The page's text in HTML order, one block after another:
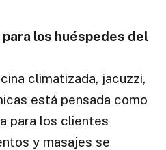
los huéspedes del
climatizada, jacuzzi,
está pensada como
para los clientes
y masajes se